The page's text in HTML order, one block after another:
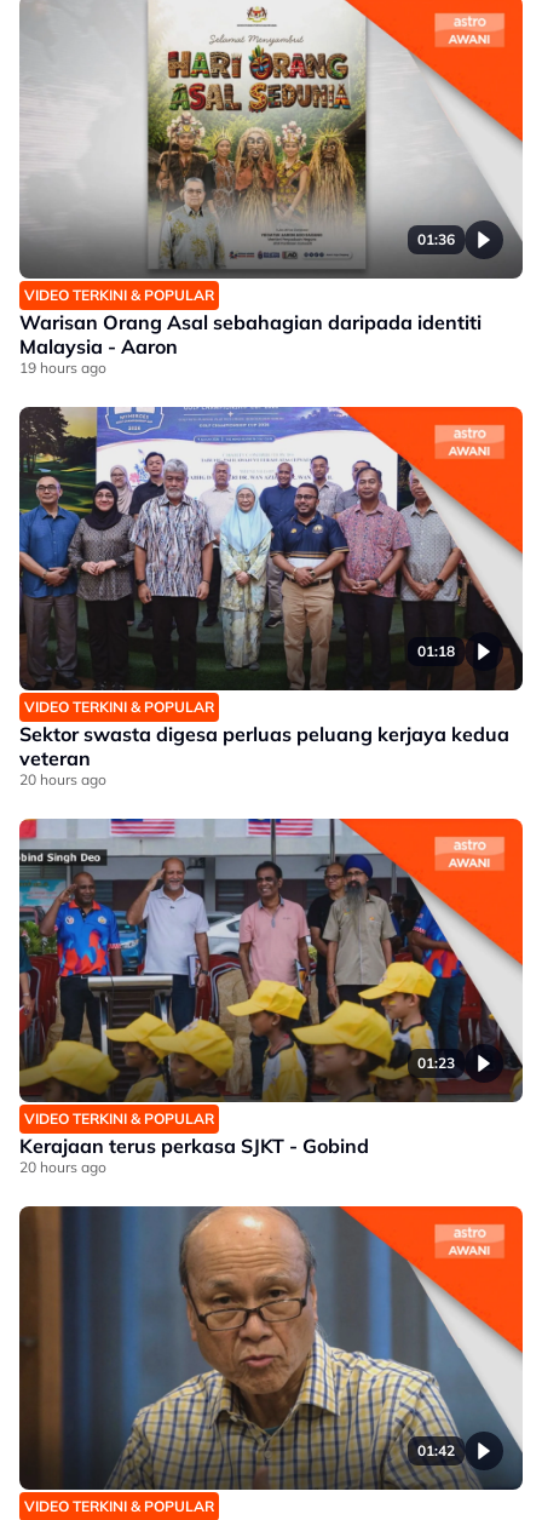
01:36
VIDEO TERKINI & POPULAR
Warisan Orang Asal sebahagian daripada identiti
Malaysia - Aaron
19 hours ago
01:18
VIDEO TERKINI & POPULAR
Sektor swasta digesa perluas peluang kerjaya kedua
veteran
20 hours ago
01:23
VIDEO TERKINI & POPULAR
Kerajaan terus perkasa SJKT - Gobind
20 hours ago
01:42
VIDEO TERKINI & POPULAR